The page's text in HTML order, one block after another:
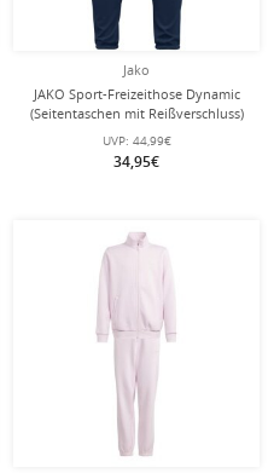
Jako
JAKO Sport-Freizeithose Dynamic
(Seitentaschen mit Reißverschluss)
lang marineblau Kinder
UVP: 44,99€
34,95€